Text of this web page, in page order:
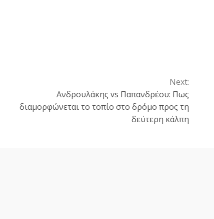
Next:
Ανδρουλάκης vs Παπανδρέου: Πως
διαμορφώνεται το τοπίο στο δρόμο προς τη
δεύτερη κάλπη